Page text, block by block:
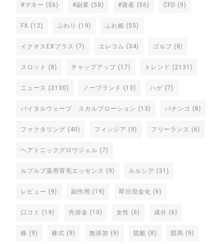
#マネー (56) #副業 (58) #資産 (56) CFD (9)
FX (12) ふわり (19) ふわ姫 (55)
イクオスEXプラス (7) エレコム (34) ゴルフ (8)
スロット (8) チャップアップ (17) トレンド (2131)
ニュース (2130) ノーブランド (13) ハゲ (7)
バイタルウェーブ スカルプローション (13) パチンコ (8)
ファクタリング (40) フィンジア (9) フリーランス (6)
ヘアトニックグロウジェル (7)
ルプルプ薬用育毛エッセンス (9) ルルシア (31)
レビュー (9) 副作用 (19) 即日現金化 (6)
口コミ (19) 売掛金 (10) 女性 (6) 成分 (6)
株 (9) 株式 (9) 無添加 (9) 競艇 (8) 競馬 (9)